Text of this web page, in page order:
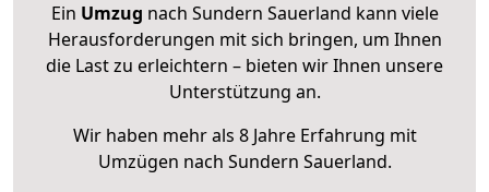
Ein Umzug nach Sundern Sauerland kann viele
Herausforderungen mit sich bringen, um Ihnen
die Last zu erleichtern – bieten wir Ihnen unsere
Unterstützung an.
Wir haben mehr als 8 Jahre Erfahrung mit
Umzügen nach Sundern Sauerland.